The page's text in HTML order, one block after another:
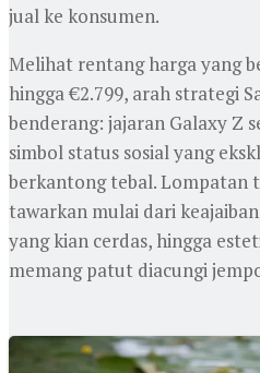
jual ke konsumen.
Melihat rentang harga yang
hingga €2.799, arah strategi
benderang: jajaran Galaxy Z
simbol status sosial yang
berkantong tebal. Lompatan
tawarkan mulai dari
yang kian cerdas, hingga
memang patut diacungi